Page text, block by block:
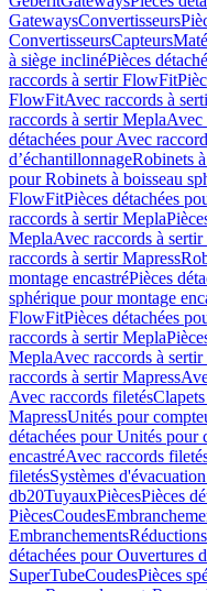
GatewaysConvertisseurs
ConvertisseursCapteurs
à siège inclinéPièces
raccords à sertir FlowFit
FlowFitAvec raccords à
raccords à sertir MeplaAvec
détachées pour Avec
d’échantillonnageRobinets
pour Robinets à boisseau
FlowFitPièces détachées
raccords à sertir Mepla
MeplaAvec raccords à sertir
raccords à sertir Mapress
montage encastréPièces
sphérique pour montage
FlowFitPièces détachées
raccords à sertir Mepla
MeplaAvec raccords à sertir
raccords à sertir Mapress
Avec raccords filetés
MapressUnités pour
détachées pour Unités pour
encastréAvec raccords
filetésSystèmes
db20TuyauxPiècesPièces
PiècesCoudes
EmbranchementsRéductions
détachées pour Ouvertures
SuperTubeCoudesPièces